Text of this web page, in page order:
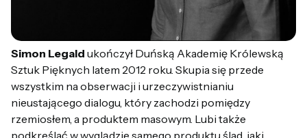
Simon Legald ukończył Duńską Akademię Królewską
Sztuk Pięknych latem 2012 roku. Skupia się przede
wszystkim na obserwacji i urzeczywistnianiu
nieustającego dialogu, który zachodzi pomiędzy
rzemiosłem, a produktem masowym. Lubi także